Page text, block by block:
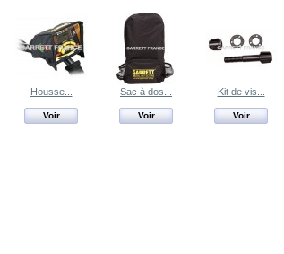
Housse...
Voir
Sac à dos...
Voir
Kit de vis...
Voir